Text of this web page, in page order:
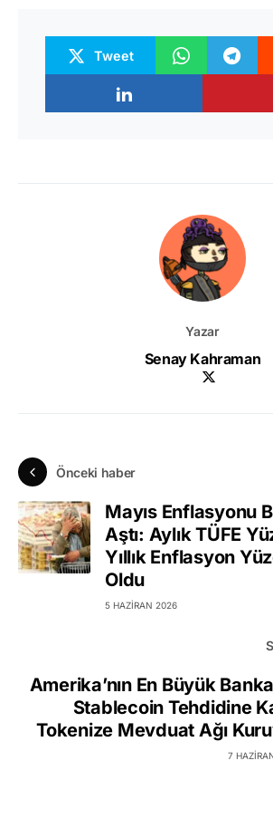
Tweet
Yazar
Senay Kahraman
Önceki haber
Mayıs Enflasyonu
Aştı: Aylık TÜFE
Yıllık Enflasyon
Oldu
5 HAZIRAN 2026
Amerika’nın En Büyük
Stablecoin Tehdidine
Tokenize Mevduat Ağı
7